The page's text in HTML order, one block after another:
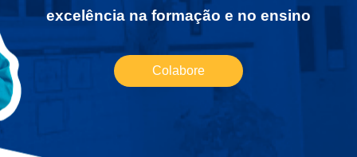
excelência na formação e no ensino
Colabore